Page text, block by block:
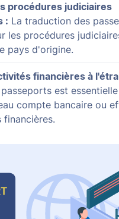
procédures judiciaires
: La traduction des
les procédures
pays d'origine.
financières à
est
compte bancaire ou
financières.